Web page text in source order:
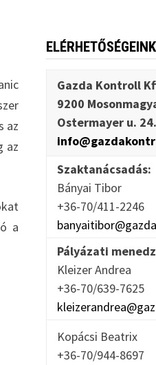
az
az
a
ELÉRHETŐSÉGEINK
Gazda Kontroll
9200
Ostermayer u. 24.
Szaktanácsadás:
Bányai Tibor
+36-70/411-2246
Pályázati
Kleizer Andrea
+36-70/639-7625
Kopácsi Beatrix
+36-70/944-8697